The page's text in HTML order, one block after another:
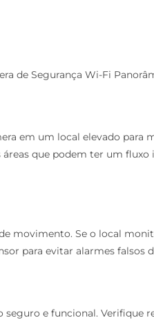
de Segurança Wi-Fi
em um local elevado para
que podem ter um fluxo
movimento. Se o local
para evitar alarmes falsos
e funcional. Verifique